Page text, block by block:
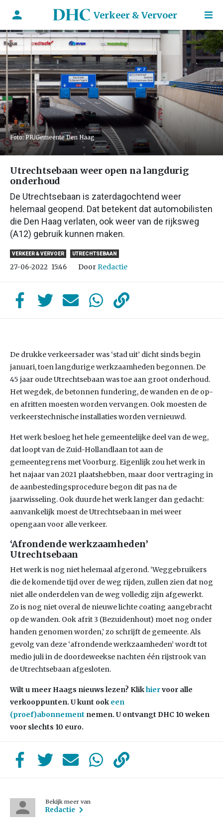
Verkeer & Vervoer
Foto: PR/Gemeente Den Haag
Utrechtsebaan weer open na langdurig
onderhoud
De Utrechtsebaan is zaterdagochtend weer
helemaal geopend. Dat betekent dat automobilisten
die Den Haag verlaten, ook weer van de rijksweg
(A12) gebruik kunnen maken.
VERKEER & VERVOER UTRECHTSEBAAN
27-06-2022 15:46 DoorRedactie
De drukke verkeersader was ‘stad uit’ dicht sinds begin
januari, toen langdurige werkzaamheden begonnen. De
45 jaar oude Utrechtsebaan was toe aan groot onderhoud.
Het wegdek, de betonnen fundering, de wanden en de op-
en afritten moesten worden vervangen. Ook moesten de
verkeerstechnische installaties worden vernieuwd.
Het werk besloeg het hele gemeentelijke deel van de weg,
dat loopt van de Zuid-Hollandlaan tot aan de
gemeentegrens met Voorburg. Eigenlijk zou het werk in
het najaar van 2021 plaatshebben, maar door vertraging in
de aanbestedingsprocedure begon dit pas na de
jaarwisseling. Ook duurde het werk langer dan gedacht:
aanvankelijk moest de Utrechtsebaan in mei weer
opengaan voor alle verkeer.
‘Afrondende werkzaamheden’
Utrechtsebaan
Het werk is nog niet helemaal afgerond. ‘Weggebruikers
die de komende tijd over de weg rijden, zullen zien dat nog
niet alle onderdelen van de weg volledig zijn afgewerkt.
Zo is nog niet overal de nieuwe lichte coating aangebracht
op de wanden. Ook afrit 3 (Bezuidenhout) moet nog onder
handen genomen worden,’ zo schrijft de gemeente. Als
gevolg van deze ‘afrondende werkzaamheden’ wordt tot
medio juli in de doordeweekse nachten één rijstrook van
de Utrechtsebaan afgesloten.
Wilt u meer Haags nieuws lezen? Klikhiervoor alle
verkooppunten. U kunt ook een
(proef)abonnement nemen. U ontvangt DHC 10 weken
voor slechts 10 euro.
Bekijk meer van
Redactie